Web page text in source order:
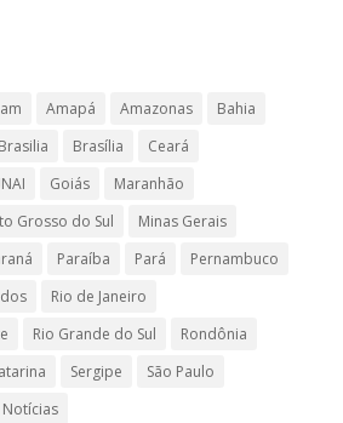
am Amapá Amazonas
Bahia
Brasilia Brasília
Ceará
Goiás
Maranhão
Grosso do Sul
Minas Gerais
Paraíba Pará
Pernambuco
Rio de Janeiro
Rio Grande do Sul
Rondônia
Sergipe
São Paulo